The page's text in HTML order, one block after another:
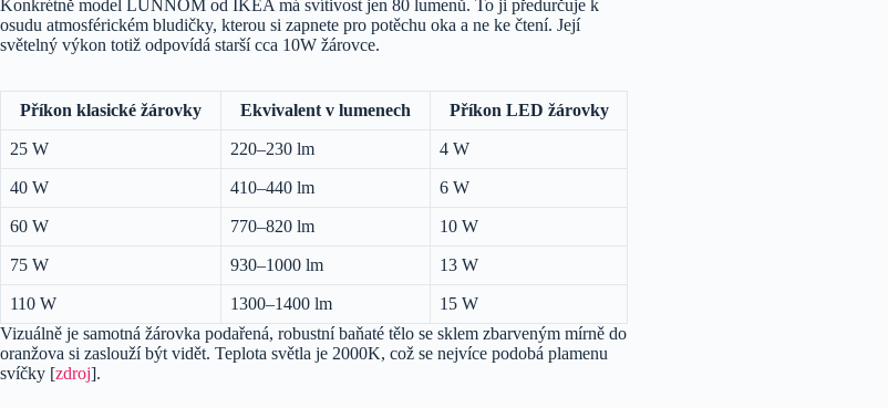
Konkrétně model LUNNOM od IKEA má svítivost jen 80 lumenů. To ji předurčuje k
osudu atmosférickém bludičky, kterou si zapnete pro potěchu oka a ne ke čtení. Její
světelný výkon totiž odpovídá starší cca 10W žárovce.
Příkon klasické žárovky Ekvivalent v lumenech Příkon LED žárovky
25 W 220–230 lm 4 W
40 W 410–440 lm 6 W
60 W 770–820 lm 10 W
75 W 930–1000 lm 13 W
110 W 1300–1400 lm
15 W
Vizuálně je samotná žárovka podařená, robustní baňaté tělo se sklem zbarveným mírně do
oranžova si zaslouží být vidět. Teplota světla je 2000K, což se nejvíce podobá plamenu
svíčky [zdroj].